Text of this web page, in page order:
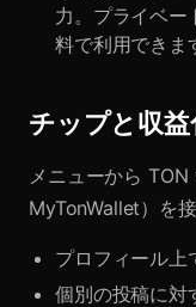
力。プライベー
料で利用できま
チップと収益
メニューから
MyTonWallet）を
プロフィール上
個別の投稿に対